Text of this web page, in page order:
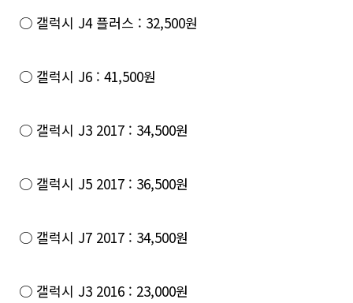
○ 갤럭시 J4 플러스 : 32,500원
○ 갤럭시 J6 : 41,500원
○ 갤럭시 J3 2017 : 34,500원
○ 갤럭시 J5 2017 : 36,500원
○ 갤럭시 J7 2017 : 34,500원
○ 갤럭시 J3 2016 : 23,000원